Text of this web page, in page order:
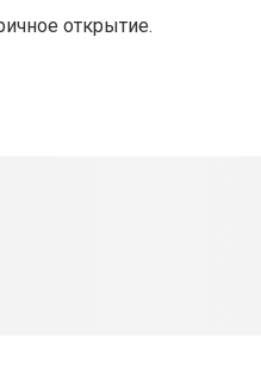
открытие.